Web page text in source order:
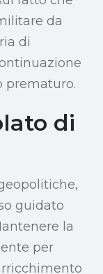
da
di
prematuro.
di
guidato
la
per